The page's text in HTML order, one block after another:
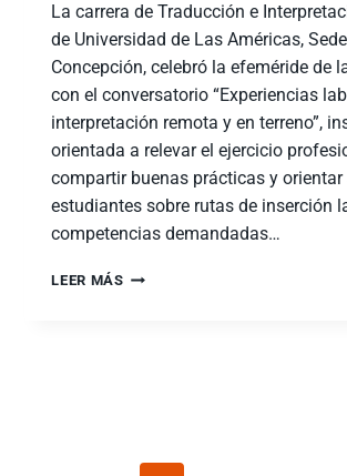
La carrera de Traducción e
de Universidad de Las Américas, Sede
Concepción, celebró la efeméride de
con el conversatorio “Experiencias
interpretación remota y en terreno”,
orientada a relevar el ejercicio
compartir buenas prácticas y orientar
estudiantes sobre rutas de inserción
competencias demandadas…
LEER MÁS